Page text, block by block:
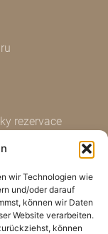
wir Technologien wie
und/oder darauf
können wir Daten
Website verarbeiten.
können
rezervace
osobních údajů
nás
o cookies (EU)